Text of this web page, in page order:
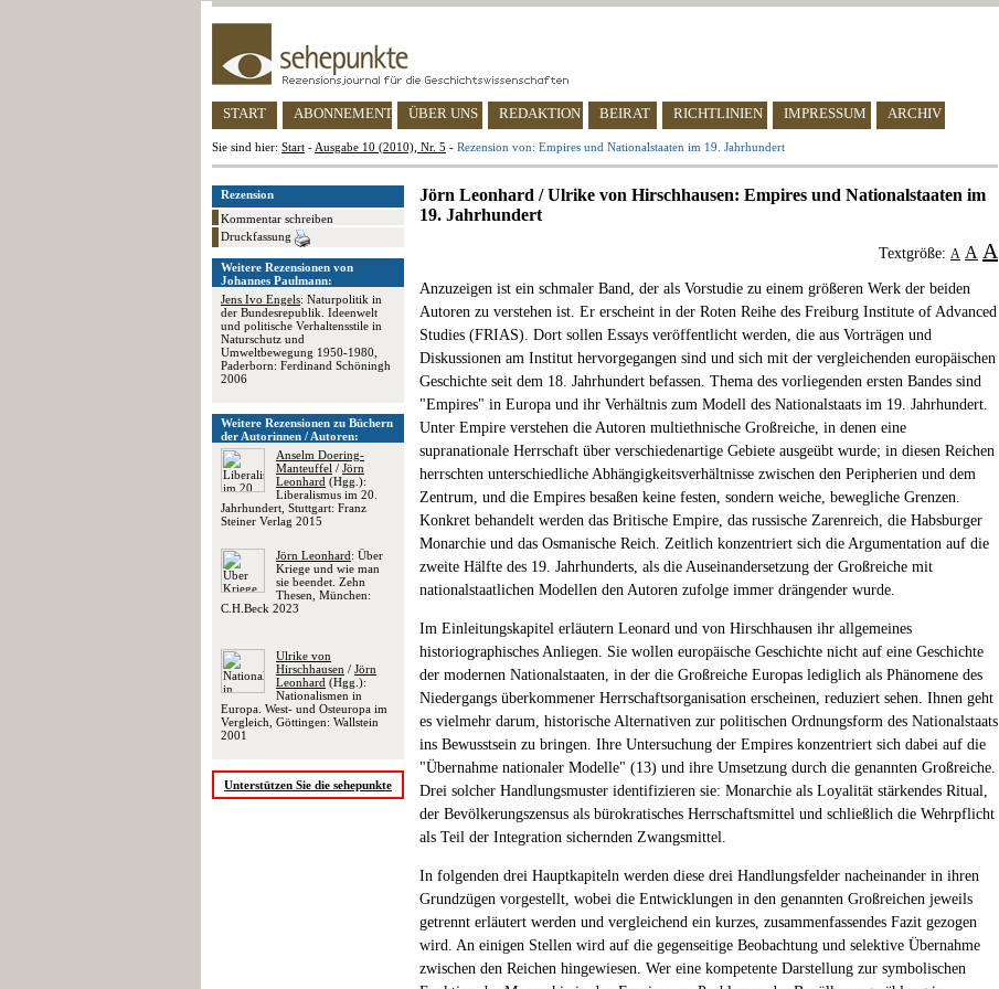
START ABONNEMENT ÜBER UNS REDAKTION BEIRAT RICHTLINIEN IMPRESSUM ARCHIV
Sie sind hier: Start - Ausgabe 10 (2010), Nr. 5 - Rezension von: Empires und Nationalstaaten im 19. Jahrhundert
Rezension
Kommentar schreiben
Druckfassung
Weitere Rezensionen von
Johannes Paulmann:
Jens Ivo Engels: Naturpolitik in
der Bundesrepublik. Ideenwelt
und politische Verhaltensstile in
Naturschutz und
Umweltbewegung 1950-1980,
Paderborn: Ferdinand Schöningh
2006
Weitere Rezensionen zu Büchern
der Autorinnen / Autoren:
Anselm Doering-
Manteuffel / Jörn
Leonhard (Hgg.):
Liberalismus im 20.
Jahrhundert, Stuttgart: Franz
Steiner Verlag 2015
Jörn Leonhard: Über
Kriege und wie man
sie beendet. Zehn
Thesen, München:
C.H.Beck 2023
Ulrike von
Hirschhausen / Jörn
Leonhard (Hgg.):
Nationalismen in
Europa. West- und Osteuropa im
Vergleich, Göttingen: Wallstein
2001
Unterstützen Sie die sehepunkte
Jörn Leonhard / Ulrike von Hirschhausen: Empires und Nationalstaaten im
19. Jahrhundert
Textgröße: A A A
Anzuzeigen ist ein schmaler Band, der als Vorstudie zu einem größeren Werk der beiden
Autoren zu verstehen ist. Er erscheint in der Roten Reihe des Freiburg Institute of Advanced
Studies (FRIAS). Dort sollen Essays veröffentlicht werden, die aus Vorträgen und
Diskussionen am Institut hervorgegangen sind und sich mit der vergleichenden europäischen
Geschichte seit dem 18. Jahrhundert befassen. Thema des vorliegenden ersten Bandes sind
"Empires" in Europa und ihr Verhältnis zum Modell des Nationalstaats im 19. Jahrhundert.
Unter Empire verstehen die Autoren multiethnische Großreiche, in denen eine
supranationale Herrschaft über verschiedenartige Gebiete ausgeübt wurde; in diesen Reichen
herrschten unterschiedliche Abhängigkeitsverhältnisse zwischen den Peripherien und dem
Zentrum, und die Empires besaßen keine festen, sondern weiche, bewegliche Grenzen.
Konkret behandelt werden das Britische Empire, das russische Zarenreich, die Habsburger
Monarchie und das Osmanische Reich. Zeitlich konzentriert sich die Argumentation auf die
zweite Hälfte des 19. Jahrhunderts, als die Auseinandersetzung der Großreiche mit
nationalstaatlichen Modellen den Autoren zufolge immer drängender wurde.
Im Einleitungskapitel erläutern Leonard und von Hirschhausen ihr allgemeines
historiographisches Anliegen. Sie wollen europäische Geschichte nicht auf eine Geschichte
der modernen Nationalstaaten, in der die Großreiche Europas lediglich als Phänomene des
Niedergangs überkommener Herrschaftsorganisation erscheinen, reduziert sehen. Ihnen geht
es vielmehr darum, historische Alternativen zur politischen Ordnungsform des Nationalstaats
ins Bewusstsein zu bringen. Ihre Untersuchung der Empires konzentriert sich dabei auf die
"Übernahme nationaler Modelle" (13) und ihre Umsetzung durch die genannten Großreiche.
Drei solcher Handlungsmuster identifizieren sie: Monarchie als Loyalität stärkendes Ritual,
der Bevölkerungszensus als bürokratisches Herrschaftsmittel und schließlich die Wehrpflicht
als Teil der Integration sichernden Zwangsmittel.
In folgenden drei Hauptkapiteln werden diese drei Handlungsfelder nacheinander in ihren
Grundzügen vorgestellt, wobei die Entwicklungen in den genannten Großreichen jeweils
getrennt erläutert werden und vergleichend ein kurzes, zusammenfassendes Fazit gezogen
wird. An einigen Stellen wird auf die gegenseitige Beobachtung und selektive Übernahme
zwischen den Reichen hingewiesen. Wer eine kompetente Darstellung zur symbolischen